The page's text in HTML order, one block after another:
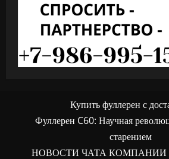
Купить фуллерен с
Фуллерен C60: Научная
старением
НОВОСТИ ЧАТА КОМПАНИИ